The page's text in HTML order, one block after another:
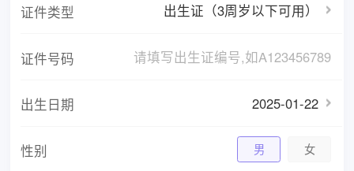
证件类型 出生证（3周岁以下可用）
证件号码
出生日期 2025-01-22
性别 男 女